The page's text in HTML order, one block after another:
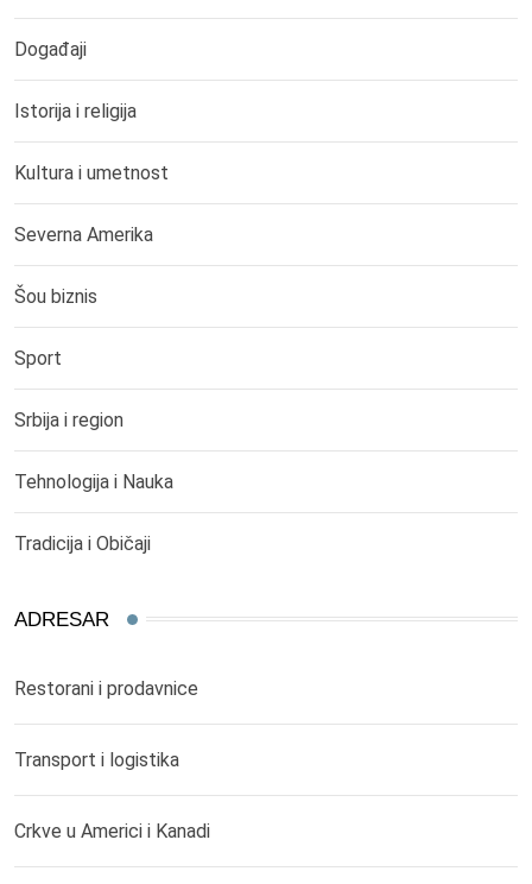
Događaji
Istorija i religija
Kultura i umetnost
Severna Amerika
Šou biznis
Sport
Srbija i region
Tehnologija i Nauka
Tradicija i Običaji
ADRESAR
Restorani i prodavnice
Transport i logistika
Crkve u Americi i Kanadi